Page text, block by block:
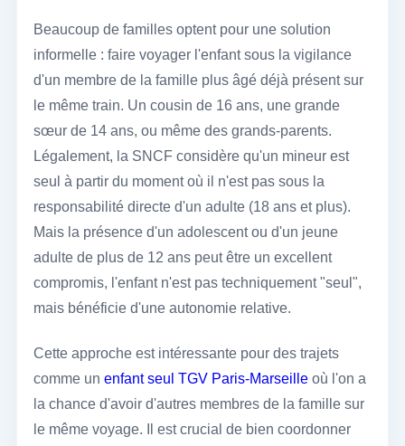
Beaucoup de familles optent pour une solution
informelle : faire voyager l'enfant sous la vigilance
d'un membre de la famille plus âgé déjà présent sur
le même train. Un cousin de 16 ans, une grande
sœur de 14 ans, ou même des grands-parents.
Légalement, la SNCF considère qu'un mineur est
seul à partir du moment où il n'est pas sous la
responsabilité directe d'un adulte (18 ans et plus).
Mais la présence d'un adolescent ou d'un jeune
adulte de plus de 12 ans peut être un excellent
compromis, l'enfant n'est pas techniquement "seul",
mais bénéficie d'une autonomie relative.
Cette approche est intéressante pour des trajets
comme un enfant seul TGV Paris-Marseilleoù l'on a
la chance d'avoir d'autres membres de la famille sur
le même voyage. Il est crucial de bien coordonner